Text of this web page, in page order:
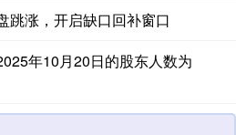
跳涨，开启缺口回补窗口
年10月20日的股东人数为